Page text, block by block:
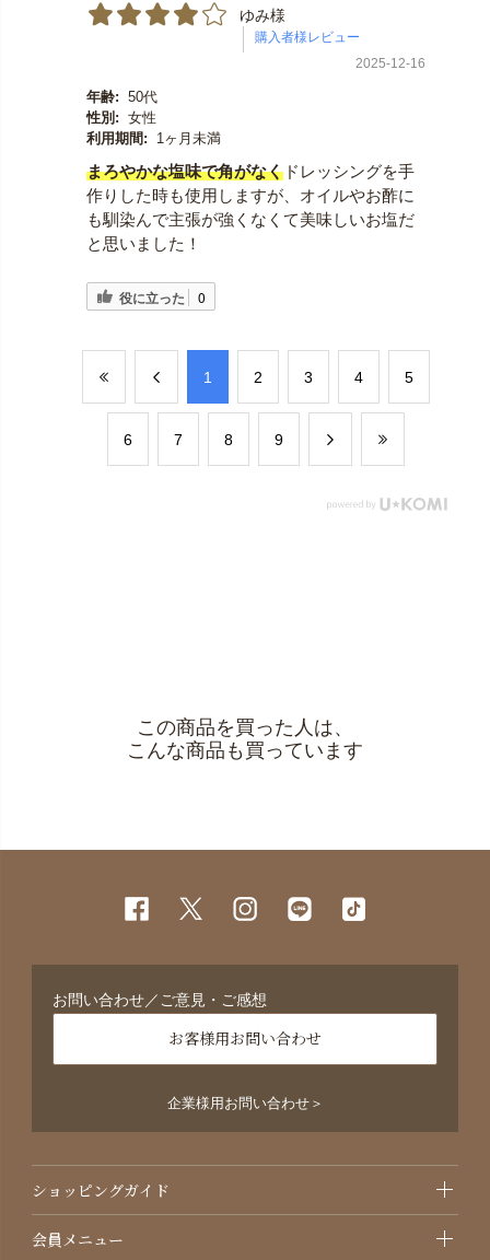
ゆみ様
2025-12-16
年齢: 50代
性別: 女性
利用期間:
1ヶ月未満
まろやかな塩味で角がなくドレッシングを手
作りした時も使用しますが、オイルやお酢に
も馴染んで主張が強くなくて美味しいお塩だ
と思いました！
役に立った 0
​1 ​2 ​3 ​4 ​5
​6 ​7 ​8 ​9
この商品を買った人は、
こんな商品も買っています
お問い合わせ／ご意見・ご感想
お客様用お問い合わせ
企業様用お問い合わせ＞
ショッピングガイド
会員メニュー